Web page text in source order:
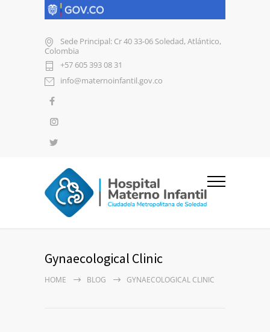
Sede Principal: Cr 40 33-06 Soledad, Atlántico,
Colombia
+57 605 393 08 31
info@maternoinfantil.gov.co
Gynaecological Clinic
HOME BLOG GYNAECOLOGICAL CLINIC